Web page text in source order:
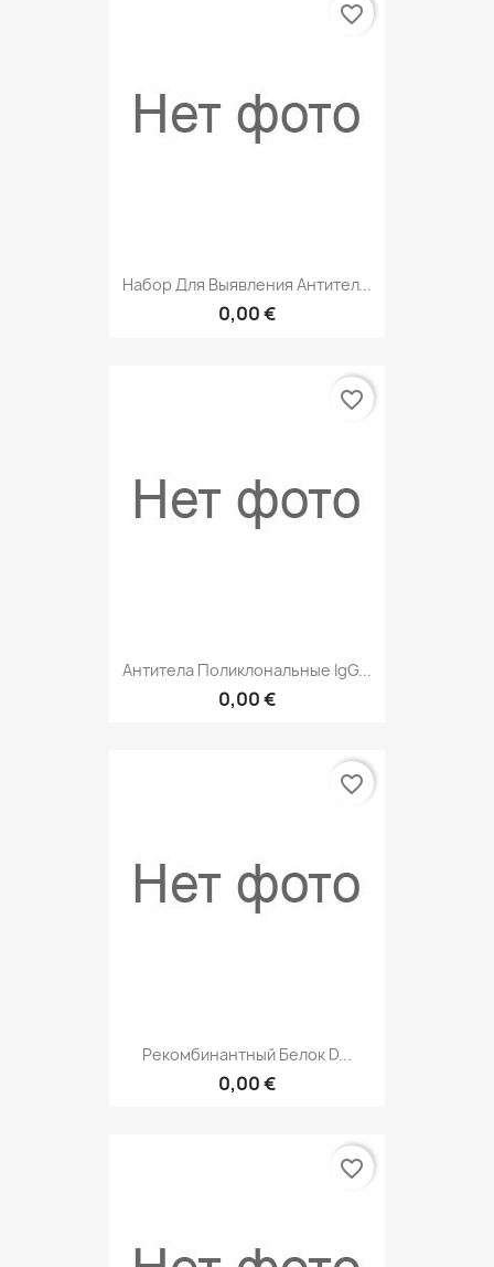
Набор Для Выявления Антител...
0,00 €
favorite_border
Антитела Поликлональные IgG...
0,00 €
favorite_border
Рекомбинантный Белок D...
0,00 €
favorite_border
favorite_border